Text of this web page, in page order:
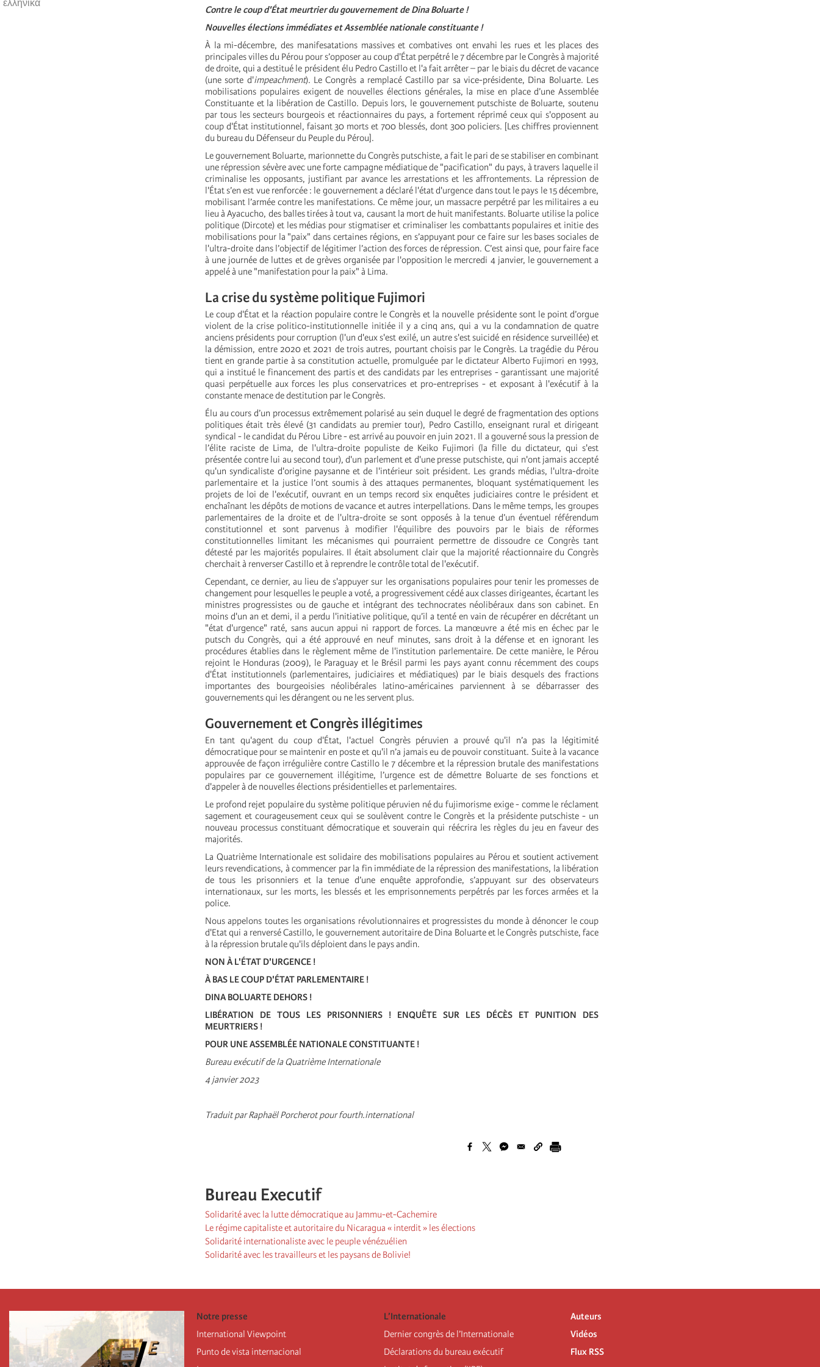
ελληνικά
Contre le coup d'État meurtrier du gouvernement de Dina Boluarte !
Nouvelles élections immédiates et Assemblée nationale constituante !
À la mi-décembre, des manifesatations massives et combatives ont envahi les rues et les places des
principales villes du Pérou pour s’opposer au coup d'État perpétré le 7 décembre par le Congrès à majorité
de droite, qui a destitué le président élu Pedro Castillo et l'a fait arrêter – par le biais du décret de vacance
(une sorte d'impeachment). Le Congrès a remplacé Castillo par sa vice-présidente, Dina Boluarte. Les
mobilisations populaires exigent de nouvelles élections générales, la mise en place d’une Assemblée
Constituante et la libération de Castillo. Depuis lors, le gouvernement putschiste de Boluarte, soutenu
par tous les secteurs bourgeois et réactionnaires du pays, a fortement réprimé ceux qui s'opposent au
coup d'État institutionnel, faisant 30 morts et 700 blessés, dont 300 policiers. [Les chiffres proviennent
du bureau du Défenseur du Peuple du Pérou].
Le gouvernement Boluarte, marionnette du Congrès putschiste, a fait le pari de se stabiliser en combinant
une répression sévère avec une forte campagne médiatique de "pacification" du pays, à travers laquelle il
criminalise les opposants, justifiant par avance les arrestations et les affrontements. La répression de
l'État s’en est vue renforcée : le gouvernement a déclaré l'état d'urgence dans tout le pays le 15 décembre,
mobilisant l’armée contre les manifestations. Ce même jour, un massacre perpétré par les militaires a eu
lieu à Ayacucho, des balles tirées à tout va, causant la mort de huit manifestants. Boluarte utilise la police
politique (Dircote) et les médias pour stigmatiser et criminaliser les combattants populaires et initie des
mobilisations pour la "paix" dans certaines régions, en s’appuyant pour ce faire sur les bases sociales de
l'ultra-droite dans l’objectif de légitimer l’action des forces de répression. C’est ainsi que, pour faire face
à une journée de luttes et de grèves organisée par l'opposition le mercredi 4 janvier, le gouvernement a
appelé à une "manifestation pour la paix" à Lima.
La crise du système politique Fujimori
Le coup d'État et la réaction populaire contre le Congrès et la nouvelle présidente sont le point d’orgue
violent de la crise politico-institutionnelle initiée il y a cinq ans, qui a vu la condamnation de quatre
anciens présidents pour corruption (l'un d'eux s'est exilé, un autre s'est suicidé en résidence surveillée) et
la démission, entre 2020 et 2021 de trois autres, pourtant choisis par le Congrès. La tragédie du Pérou
tient en grande partie à sa constitution actuelle, promulguée par le dictateur Alberto Fujimori en 1993,
qui a institué le financement des partis et des candidats par les entreprises - garantissant une majorité
quasi perpétuelle aux forces les plus conservatrices et pro-entreprises - et exposant à l'exécutif à la
constante menace de destitution par le Congrès.
Élu au cours d’un processus extrêmement polarisé au sein duquel le degré de fragmentation des options
politiques était très élevé (31 candidats au premier tour), Pedro Castillo, enseignant rural et dirigeant
syndical - le candidat du Pérou Libre - est arrivé au pouvoir en juin 2021. Il a gouverné sous la pression de
l’élite raciste de Lima, de l'ultra-droite populiste de Keiko Fujimori (la fille du dictateur, qui s'est
présentée contre lui au second tour), d'un parlement et d'une presse putschiste, qui n'ont jamais accepté
qu'un syndicaliste d'origine paysanne et de l'intérieur soit président. Les grands médias, l'ultra-droite
parlementaire et la justice l’ont soumis à des attaques permanentes, bloquant systématiquement les
projets de loi de l'exécutif, ouvrant en un temps record six enquêtes judiciaires contre le président et
enchaînant les dépôts de motions de vacance et autres interpellations. Dans le même temps, les groupes
parlementaires de la droite et de l'ultra-droite se sont opposés à la tenue d’un éventuel référendum
constitutionnel et sont parvenus à modifier l'équilibre des pouvoirs par le biais de réformes
constitutionnelles limitant les mécanismes qui pourraient permettre de dissoudre ce Congrès tant
détesté par les majorités populaires. Il était absolument clair que la majorité réactionnaire du Congrès
cherchait à renverser Castillo et à reprendre le contrôle total de l'exécutif.
Cependant, ce dernier, au lieu de s'appuyer sur les organisations populaires pour tenir les promesses de
changement pour lesquelles le peuple a voté, a progressivement cédé aux classes dirigeantes, écartant les
ministres progressistes ou de gauche et intégrant des technocrates néolibéraux dans son cabinet. En
moins d'un an et demi, il a perdu l'initiative politique, qu’il a tenté en vain de récupérer en décrétant un
"état d'urgence" raté, sans aucun appui ni rapport de forces. La manœuvre a été mis en échec par le
putsch du Congrès, qui a été approuvé en neuf minutes, sans droit à la défense et en ignorant les
procédures établies dans le règlement même de l'institution parlementaire. De cette manière, le Pérou
rejoint le Honduras (2009), le Paraguay et le Brésil parmi les pays ayant connu récemment des coups
d'État institutionnels (parlementaires, judiciaires et médiatiques) par le biais desquels des fractions
importantes des bourgeoisies néolibérales latino-américaines parviennent à se débarrasser des
gouvernements qui les dérangent ou ne les servent plus.
Gouvernement et Congrès illégitimes
En tant qu'agent du coup d'État, l'actuel Congrès péruvien a prouvé qu'il n’a pas la légitimité
démocratique pour se maintenir en poste et qu'il n’a jamais eu de pouvoir constituant. Suite à la vacance
approuvée de façon irrégulière contre Castillo le 7 décembre et la répression brutale des manifestations
populaires par ce gouvernement illégitime, l’urgence est de démettre Boluarte de ses fonctions et
d'appeler à de nouvelles élections présidentielles et parlementaires.
Le profond rejet populaire du système politique péruvien né du fujimorisme exige - comme le réclament
sagement et courageusement ceux qui se soulèvent contre le Congrès et la présidente putschiste - un
nouveau processus constituant démocratique et souverain qui réécrira les règles du jeu en faveur des
majorités.
La Quatrième Internationale est solidaire des mobilisations populaires au Pérou et soutient activement
leurs revendications, à commencer par la fin immédiate de la répression des manifestations, la libération
de tous les prisonniers et la tenue d’une enquête approfondie, s’appuyant sur des observateurs
internationaux, sur les morts, les blessés et les emprisonnements perpétrés par les forces armées et la
police.
Nous appelons toutes les organisations révolutionnaires et progressistes du monde à dénoncer le coup
d'Etat qui a renversé Castillo, le gouvernement autoritaire de Dina Boluarte et le Congrès putschiste, face
à la répression brutale qu'ils déploient dans le pays andin.
NON À L'ÉTAT D'URGENCE !
À BAS LE COUP D'ÉTAT PARLEMENTAIRE !
DINA BOLUARTE DEHORS !
LIBÉRATION DE TOUS LES PRISONNIERS ! ENQUÊTE SUR LES DÉCÈS ET PUNITION DES
MEURTRIERS !
POUR UNE ASSEMBLÉE NATIONALE CONSTITUANTE !
Bureau exécutif de la Quatrième Internationale
4 janvier 2023
Traduit par Raphaël Porcherot pour fourth.international
Bureau Executif
Solidarité avec la lutte démocratique au Jammu-et-Cachemire
Le régime capitaliste et autoritaire du Nicaragua « interdit » les élections
Solidarité internationaliste avec le peuple vénézuélien
Solidarité avec les travailleurs et les paysans de Bolivie!
Notre presse
International Viewpoint
Punto de vista internacional
L’Internationale
Dernier congrès de l’Internationale
Déclarations du bureau exécutif
Auteurs
Vidéos
Flux RSS